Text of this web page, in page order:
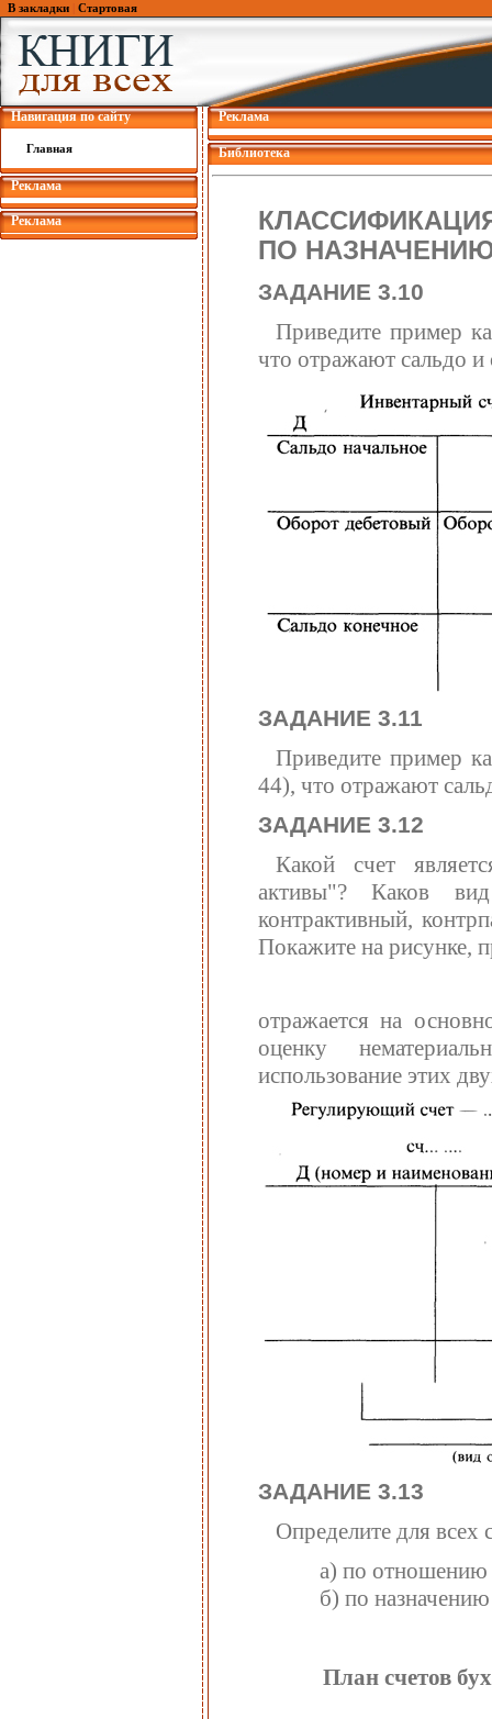
В закладки Стартовая
Навигация по сайту
Главная
Реклама
Реклама
Реклама
Библиотека
ПО
ЗАДАНИЕ 3.10
Приведите пример
что отражают сальдо и
ЗАДАНИЕ 3.11
Приведите пример
44), что отражают
ЗАДАНИЕ 3.12
Какой счет
активы"? Каков
контрактивный,
Покажите на рисунке,
отражается на
оценку
использование этих
ЗАДАНИЕ 3.13
Определите для всех
а) по отношению
б) по
План счетов